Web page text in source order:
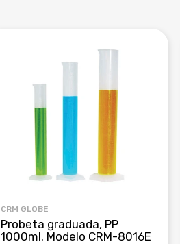
CRM GLOBE
Probeta graduada, PP
1000ml. Modelo CRM-8016E